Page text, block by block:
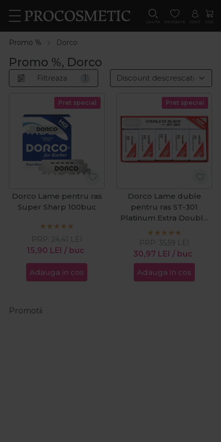
CAUTA FAVORITE CONT COS
Promo % Dorco
Promo %, Dorco
Filtreaza 1
Pret special
Dorco Lame pentru ras
Super Sharp 100buc
15,90 LEI / buc
PRP: 24,41 LEI
Adauga in cos
Pret special
Dorco Lame duble
pentru ras ST-301
Platinum Extra Double
Edge 100buc
30,97 LEI / buc
PRP: 35,59 LEI
Adauga in cos
Promotii